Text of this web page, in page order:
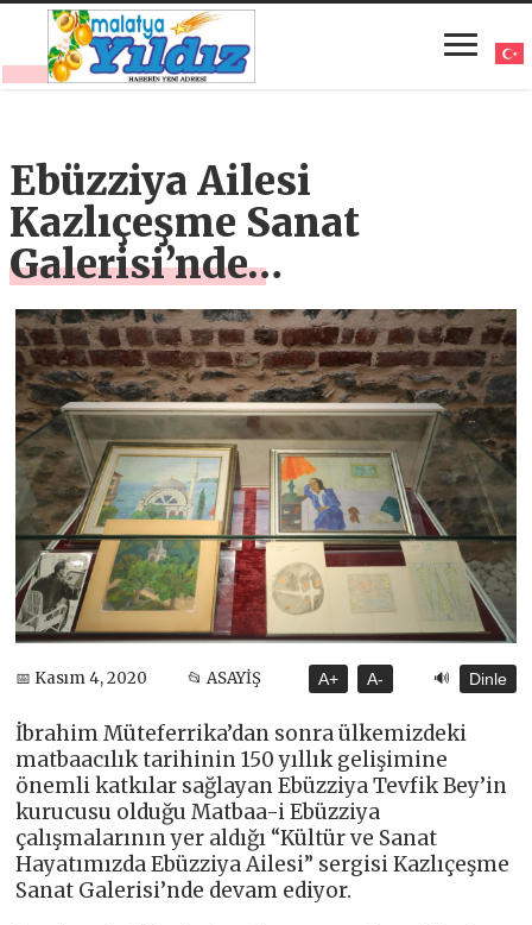
Ebüzziya Ailesi
Kazlıçeşme Sanat
Galerisi’nde…
📅 Kasım 4, 2020 📂 ASAYİŞ A+ A- 🔊 Dinle
İbrahim Müteferrika’dan sonra ülkemizdeki
matbaacılık tarihinin 150 yıllık gelişimine
önemli katkılar sağlayan Ebüzziya Tevfik Bey’in
kurucusu olduğu Matbaa-i Ebüzziya
çalışmalarının yer aldığı “Kültür ve Sanat
Hayatımızda Ebüzziya Ailesi” sergisi Kazlıçeşme
Sanat Galerisi’nde devam ediyor.